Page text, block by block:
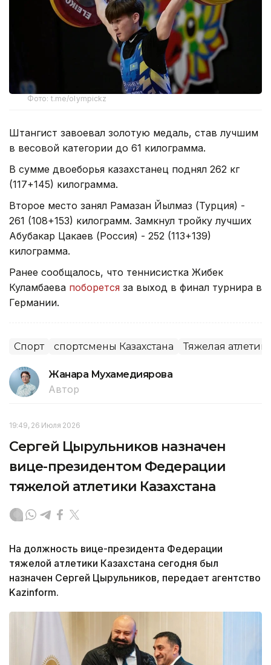
Фото: t.me/olympickz
Штангист завоевал золотую медаль, став лучшим
в весовой категории до 61 килограмма.
В сумме двоеборья казахстанец поднял 262 кг
(117+145) килограмма.
Второе место занял Рамазан Йылмаз (Турция) -
261 (108+153) килограмм. Замкнул тройку лучших
Абубакар Цакаев (Россия) - 252 (113+139)
килограмма.
Ранее сообщалось, что теннисистка Жибек
Куламбаева поборется за выход в финал турнира в
Германии.
Спорт спортсмены Казахстана Тяжелая
Жанара Мухамедиярова
Автор
19:49, 26 Июля 2026
Сергей Цырульников назначен
вице-президентом Федерации
тяжелой атлетики Казахстана
На должность вице-президента Федерации
тяжелой атлетики Казахстана сегодня был
назначен Сергей Цырульников, передает агентство
Kazinform.